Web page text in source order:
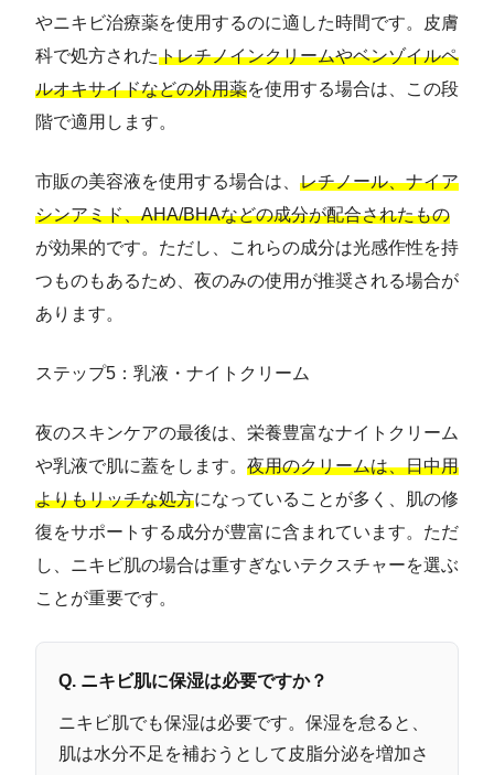
やニキビ治療薬を使用するのに適した時間です。皮膚
科で処方されたトレチノインクリームやベンゾイルペ
ルオキサイドなどの外用薬を使用する場合は、この段
階で適用します。
市販の美容液を使用する場合は、 レチノール、ナイア
シンアミド、AHA/BHAなどの成分が配合されたもの
が効果的です。ただし、これらの成分は光感作性を持
つものもあるため、夜のみの使用が推奨される場合が
あります。
ステップ5：乳液・ナイトクリーム
夜のスキンケアの最後は、栄養豊富なナイトクリーム
や乳液で肌に蓋をします。 夜用のクリームは、日中用
よりもリッチな処方になっていることが多く、肌の修
復をサポートする成分が豊富に含まれています。ただ
し、ニキビ肌の場合は重すぎないテクスチャーを選ぶ
ことが重要です。
Q. ニキビ肌に保湿は必要ですか？
ニキビ肌でも保湿は必要です。保湿を怠ると、
肌は水分不足を補おうとして皮脂分泌を増加さ